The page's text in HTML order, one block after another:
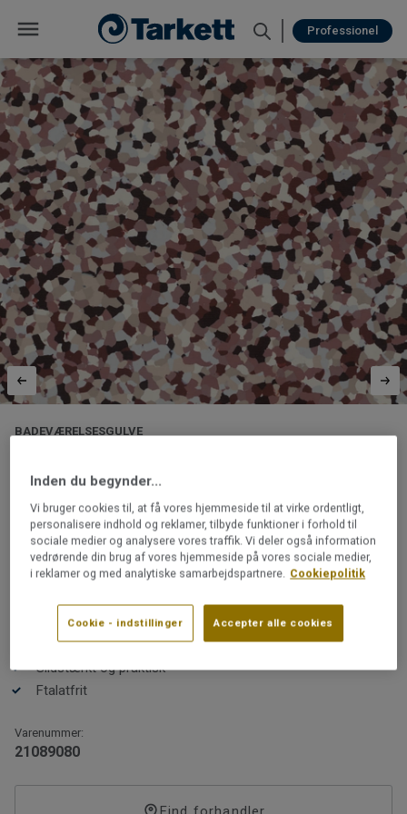
Professionel
BADEVÆRELSESGULVE
iQ Surface er resultatet af et kreativt samarbejde med
det svenske designbureau Note Design Studio.
Kollektionen blev lanceret under Milano Design Week
2019 og har mødt stor opmærksomhed.
Farverne er udvalgt til designentusiasten, som sætter
Kollektionen er GVK-godkendt og opfylder branchens
entré eller bryggers. Kontakt altid en GVK-autoriseret
gulvlægger for installation i vådrum. Takket være den
Genanvendeligt
GVK-godkendt til vådrum
Slidstærkt og praktisk
Ftalatfrit
Varenummer:
21089080
Inden du begynder...
Vi bruger cookies til, at få vores hjemmeside til at virke ordentligt,
personalisere indhold og reklamer, tilbyde funktioner i forhold til
sociale medier og analysere vores traffik. Vi deler også information
vedrørende din brug af vores hjemmeside på vores sociale medier,
i reklamer og med analytiske samarbejdspartnere. Cookiepolitik
Cookie - indstillinger Accepter alle cookies